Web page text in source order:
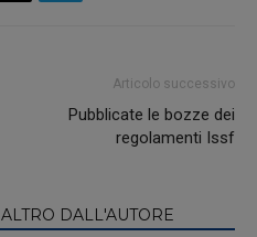
Articolo successivo
Pubblicate le bozze dei
regolamenti Issf
ALTRO DALL'AUTORE